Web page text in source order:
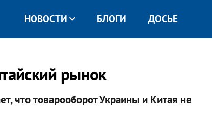
НОВОСТИ БЛОГИ ДОСЬЕ
рынок
что товарооборот Украины и Китая не